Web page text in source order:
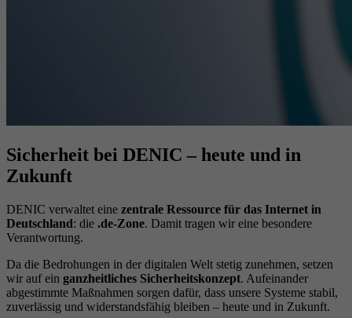
Sicherheit bei DENIC – heute und in
Zukunft
DENIC verwaltet eine zentrale Ressource für das Internet in
Deutschland: die .de-Zone. Damit tragen wir eine besondere
Verantwortung.
Da die Bedrohungen in der digitalen Welt stetig zunehmen, setzen
wir auf ein ganzheitliches Sicherheitskonzept. Aufeinander
abgestimmte Maßnahmen sorgen dafür, dass unsere Systeme stabil,
zuverlässig und widerstandsfähig bleiben – heute und in Zukunft.